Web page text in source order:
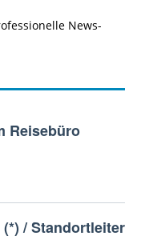
News-